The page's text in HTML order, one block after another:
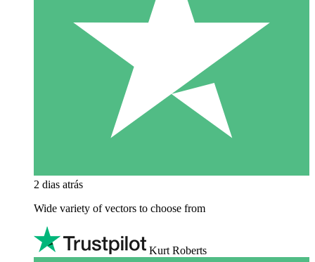
2 dias atrás
Wide variety of vectors to choose from
Kurt Roberts